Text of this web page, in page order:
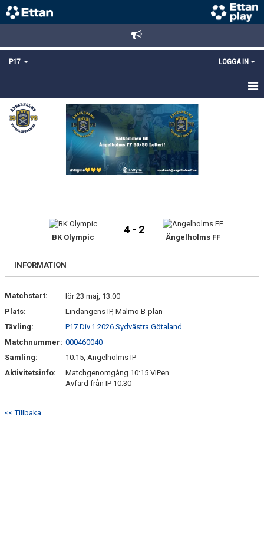
P17 LOGGA IN
HEM
NYHETER
KONTAKT
BK Olympic
4 - 2
Ängelholms FF
INFORMATION
Matchstart:
lör 23 maj, 13:00
Plats:
Lindängens IP, Malmö B-plan
Tävling:
P17 Div.1 2026 Sydvästra Götaland
Matchnummer: 000460040
Samling:
10:15, Ängelholms IP
Aktivitetsinfo:
Matchgenomgång 10:15 VIPen
Avfärd från IP 10:30
<< Tillbaka